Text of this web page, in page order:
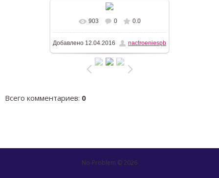
В реальном размере 1600x939
340.7Kb
903 0 0.0
Добавлено 12.04.2016 nactroeniespb
Всего комментариев: 0
No-Problem © 2026